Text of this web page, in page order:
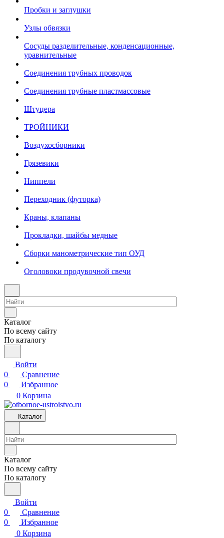
Пробки и заглушки
Узлы обвязки
Сосуды разделительные, конденсационные,
уравнительные
Соединения трубных проводок
Соединения трубные пластмассовые
Штуцера
ТРОЙНИКИ
Воздухосборники
Грязевики
Ниппели
Переходник (футорка)
Краны, клапаны
Прокладки, шайбы медные
Сборки манометрические тип ОУД
Оголовоки продувочной свечи
Каталог
По всему сайту
По каталогу
Войти
0
Сравнение
0
Избранное
0 Корзина
Каталог
Каталог
По всему сайту
По каталогу
Войти
0
Сравнение
0
Избранное
0 Корзина